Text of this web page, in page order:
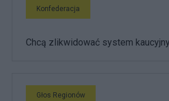
Konfederacja
Chcą zlikwidować system
Głos Regionów